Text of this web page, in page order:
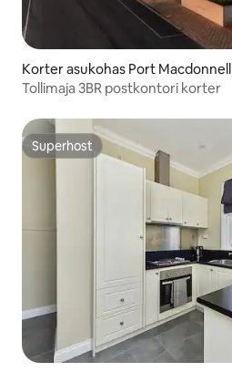
Korter asukohas Port Macdonnell
Tollimaja 3BR postkontori korter
Superhost
Superhost